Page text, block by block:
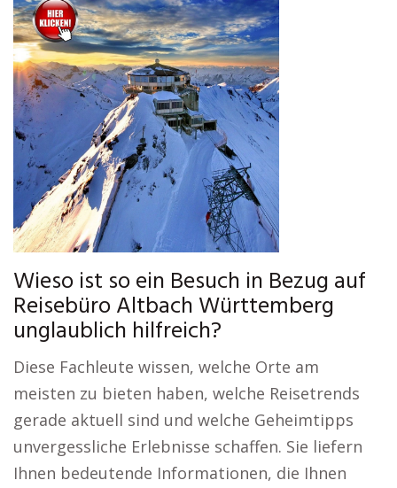
Wieso ist so ein Besuch in Bezug auf
Reisebüro Altbach Württemberg
unglaublich hilfreich?
Diese Fachleute wissen, welche Orte am
meisten zu bieten haben, welche Reisetrends
gerade aktuell sind und welche Geheimtipps
unvergessliche Erlebnisse schaffen. Sie liefern
Ihnen bedeutende Informationen, die Ihnen